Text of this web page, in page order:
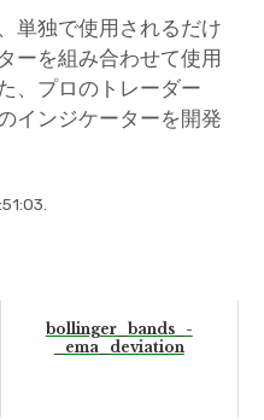
単独で使用されるだけ
ーを組み合わせて使用
、プロのトレーダー
インジケーターを開発
bollinger_bands_-
_ema_deviation